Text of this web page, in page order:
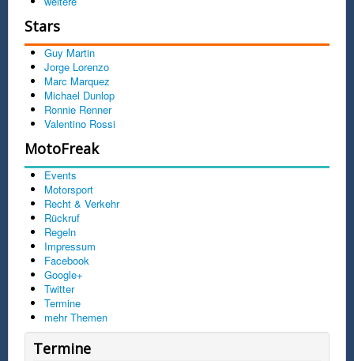
Stars
Guy Martin
Jorge Lorenzo
Marc Marquez
Michael Dunlop
Ronnie Renner
Valentino Rossi
MotoFreak
Events
Motorsport
Recht & Verkehr
Rückruf
Regeln
Impressum
Facebook
Google+
Twitter
Termine
mehr Themen
Termine